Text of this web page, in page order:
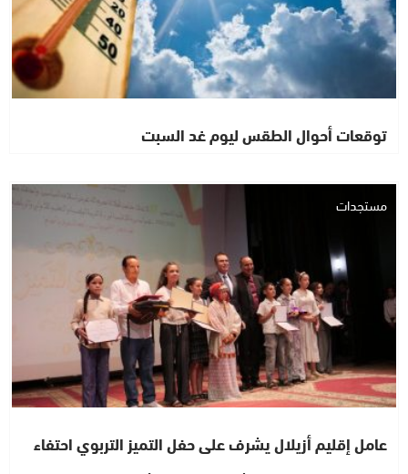
توقعات أحوال الطقس ليوم غد السبت
مستجدات
عامل إقليم أزيلال يشرف على حفل التميز التربوي احتفاء